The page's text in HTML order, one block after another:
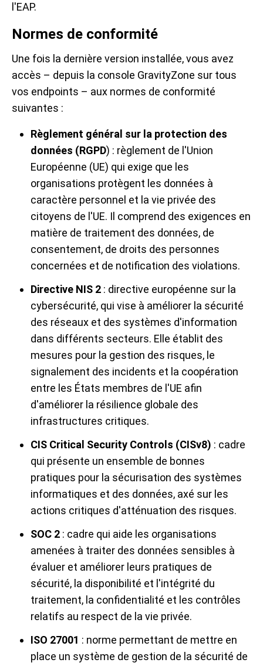
l'EAP.
Normes de conformité
Une fois la dernière version installée, vous avez
accès – depuis la console GravityZone sur tous
vos endpoints – aux normes de conformité
suivantes :
Règlement général sur la protection des
données (RGPD) : règlement de l'Union
Européenne (UE) qui exige que les
organisations protègent les données à
caractère personnel et la vie privée des
citoyens de l'UE. Il comprend des exigences en
matière de traitement des données, de
consentement, de droits des personnes
concernées et de notification des violations.
Directive NIS 2 : directive européenne sur la
cybersécurité, qui vise à améliorer la sécurité
des réseaux et des systèmes d'information
dans différents secteurs. Elle établit des
mesures pour la gestion des risques, le
signalement des incidents et la coopération
entre les États membres de l'UE afin
d'améliorer la résilience globale des
infrastructures critiques.
CIS Critical Security Controls (CISv8) : cadre
qui présente un ensemble de bonnes
pratiques pour la sécurisation des systèmes
informatiques et des données, axé sur les
actions critiques d'atténuation des risques.
SOC 2 : cadre qui aide les organisations
amenées à traiter des données sensibles à
évaluer et améliorer leurs pratiques de
sécurité, la disponibilité et l'intégrité du
traitement, la confidentialité et les contrôles
relatifs au respect de la vie privée.
ISO 27001 : norme permettant de mettre en
place un système de gestion de la sécurité de